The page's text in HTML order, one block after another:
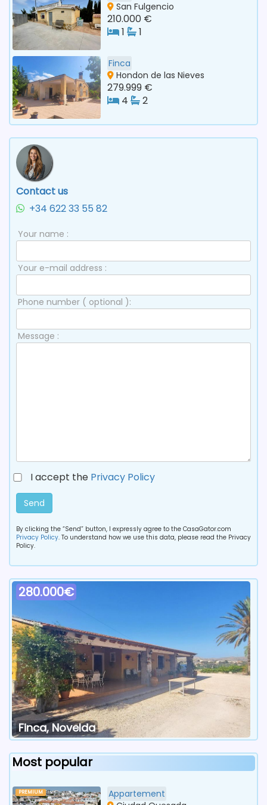
San Fulgencio
210.000 €
1
1
Finca
Hondon de las Nieves
279.999 €
4
2
Contact us
+34 622 33 55 82
Your name :
Your e-mail address :
Phone number ( optional ):
Message :
I accept the Privacy Policy
Send
By clicking the “Send” button, I expressly agree to the CasaGator.com
Privacy Policy. To understand how we use this data, please read the Privacy
Policy.
280.000€
Finca, Novelda
Most popular
PREMIUM
Appartement